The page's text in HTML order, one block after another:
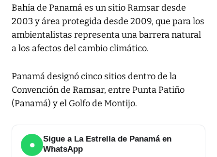
Bahía de Panamá es un sitio Ramsar desde
2003 y área protegida desde 2009, que para los
ambientalistas representa una barrera natural
a los afectos del cambio climático.
Panamá designó cinco sitios dentro de la
Convención de Ramsar, entre Punta Patiño
(Panamá) y el Golfo de Montijo.
●
Sigue a La Estrella de Panamá en
WhatsApp